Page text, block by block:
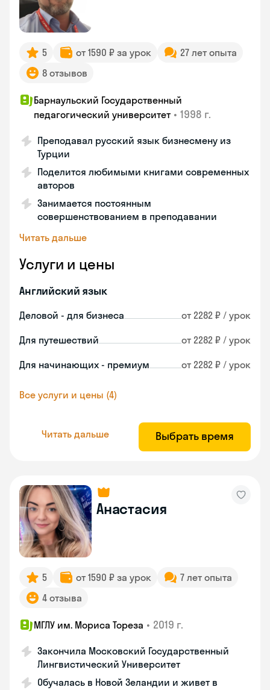
5 от 1590 ₽ за урок
27 лет опыта
8 отзывов
Барнаульский Государственный
педагогический университет • 1998 г.
Преподавал русский язык бизнесмену из
Турции
Поделится любимыми книгами современных
авторов
Занимается постоянным
совершенствованием в преподавании
Читать дальше
Услуги и цены
Английский язык
Деловой - для бизнеса от 2282 ₽ / урок
Для путешествий от 2282 ₽ / урок
Для начинающих - премиум от 2282 ₽ / урок
Все услуги и цены (4)
Читать дальше Выбрать время
Анастасия
5 от 1590 ₽ за урок
7 лет опыта
4 отзыва
МГЛУ им. Мориса Тореза • 2019 г.
Закончила Московский Государственный
Лингвистический Университет
Обучалась в Новой Зеландии и живет в